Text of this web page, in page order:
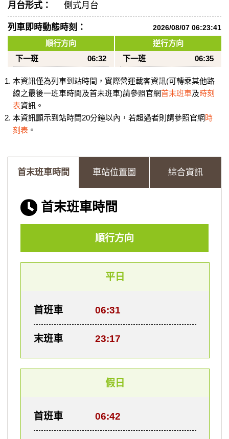
月台形式： 側式月台
列車即時動態時刻： 2026/08/07 06:23:41
順行方向
下一班
06:32
逆行方向
下一班
06:35
本資訊僅為列車到站時間，實際營運載客資訊(可轉乘其他路
線之最後一班車時間及首未班車)請參照官網首末班車及時刻
表資訊。
本資訊顯示到站時間20分鐘以內，若超過者則請參照官網 時
刻表 。
首末班車時間 車站位置圖 綜合資訊
首末班車時間
順行方向
平日
首班車 06:31
末班車 23:17
假日
首班車 06:42